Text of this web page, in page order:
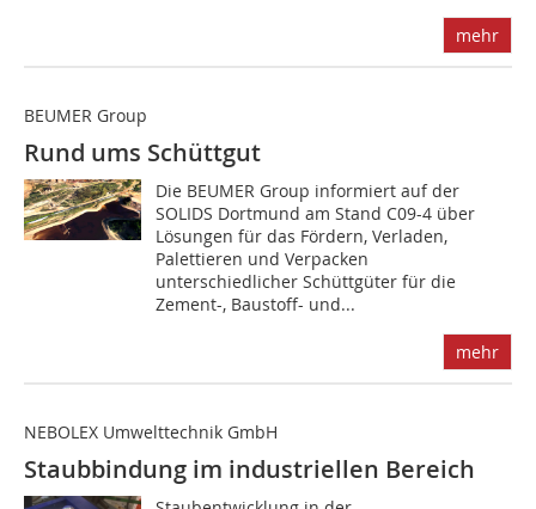
mehr
BEUMER Group
Rund ums Schüttgut
Die BEUMER Group informiert auf der
SOLIDS Dortmund am Stand C09-4 über
Lösungen für das Fördern, Verladen,
Palettieren und Verpacken
unterschiedlicher Schüttgüter für die
Zement-, Baustoff- und...
mehr
NEBOLEX Umwelttechnik GmbH
Staubbindung im industriellen Bereich